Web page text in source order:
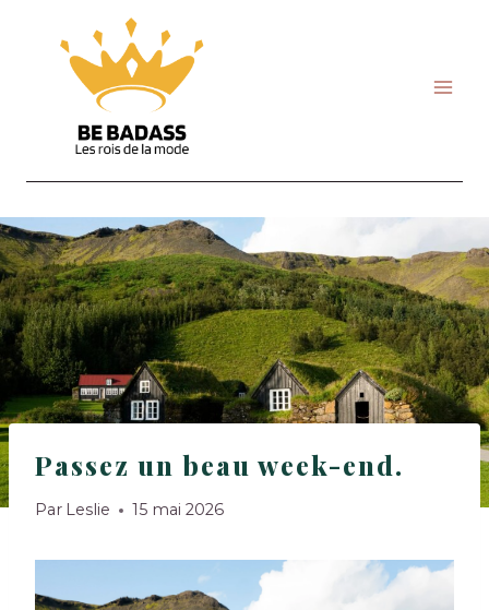
content
Passez un beau week-end.
Par Leslie 15 mai 2026